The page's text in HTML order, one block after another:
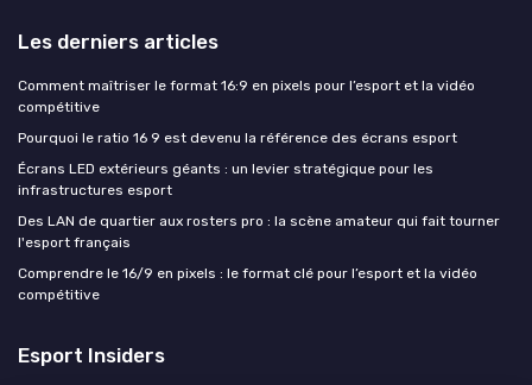
Les derniers articles
Comment maîtriser le format 16:9 en pixels pour l’esport et la vidéo
compétitive
Pourquoi le ratio 16 9 est devenu la référence des écrans esport
Écrans LED extérieurs géants : un levier stratégique pour les
infrastructures esport
Des LAN de quartier aux rosters pro : la scène amateur qui fait tourner
l'esport français
Comprendre le 16/9 en pixels : le format clé pour l’esport et la vidéo
compétitive
Esport Insiders